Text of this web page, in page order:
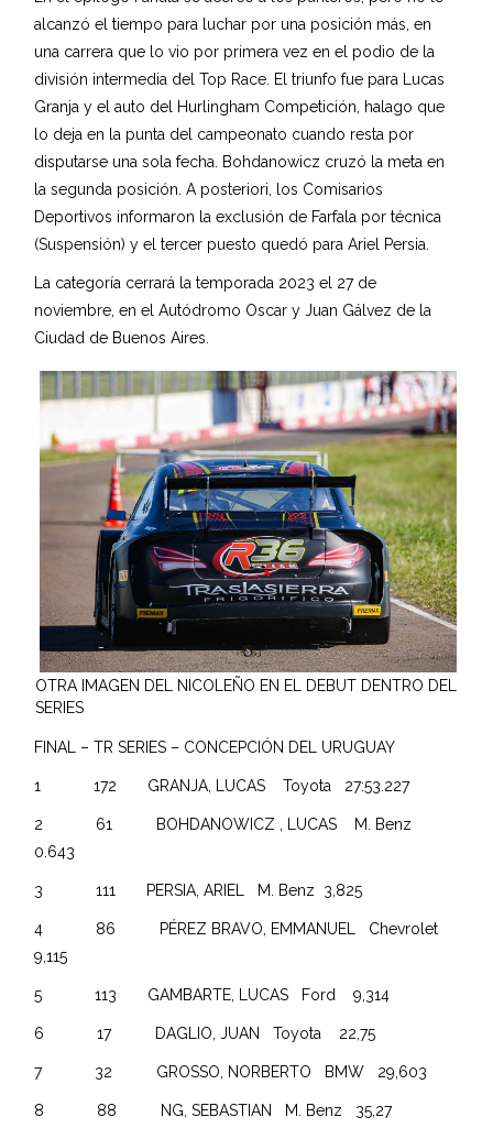
alcanzó el tiempo para luchar por una posición más, en
una carrera que lo vio por primera vez en el podio de la
división intermedia del Top Race. El triunfo fue para Lucas
Granja y el auto del Hurlingham Competición, halago que
lo deja en la punta del campeonato cuando resta por
disputarse una sola fecha. Bohdanowicz cruzó la meta en
la segunda posición. A posteriori, los Comisarios
Deportivos informaron la exclusión de Farfala por técnica
(Suspensión) y el tercer puesto quedó para Ariel Persia.
La categoría cerrará la temporada 2023 el 27 de
noviembre, en el Autódromo Oscar y Juan Gálvez de la
Ciudad de Buenos Aires.
OTRA IMAGEN DEL NICOLEÑO EN EL DEBUT DENTRO DEL
SERIES
FINAL – TR SERIES – CONCEPCIÓN DEL URUGUAY
1 172 GRANJA, LUCAS Toyota 27:53.227
2 61 BOHDANOWICZ , LUCAS M. Benz
0.643
3 111 PERSIA, ARIEL M. Benz 3,825
4 86 PÉREZ BRAVO, EMMANUEL Chevrolet
9,115
5 113 GAMBARTE, LUCAS Ford 9,314
6 17 DAGLIO, JUAN Toyota 22,75
7 32 GROSSO, NORBERTO BMW 29,603
8 88 NG, SEBASTIAN M. Benz 35,27